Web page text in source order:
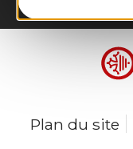
Plan du site